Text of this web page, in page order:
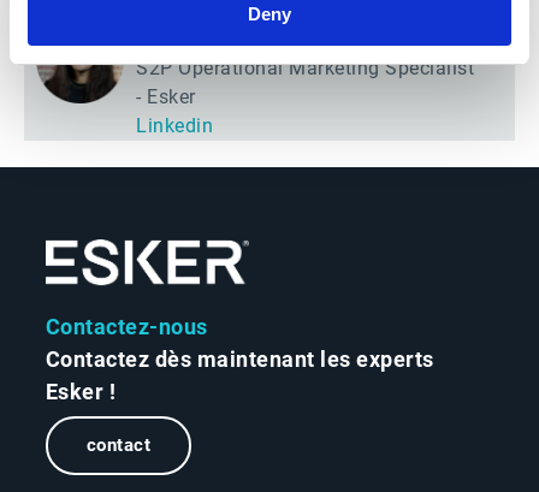
Deny
S2P Operational Marketing Specialist
- Esker
Linkedin
Contactez-nous
Contactez dès maintenant les experts
Esker !
contact